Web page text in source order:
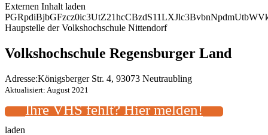
Externen Inhalt laden
Haupstelle der Volkshochschule Nittendorf
Volkshochschule Regensburger Land
Adresse:Königsberger Str. 4, 93073 Neutraubling
Aktualisiert: August 2021
Ihre VHS fehlt? Hier melden!
laden